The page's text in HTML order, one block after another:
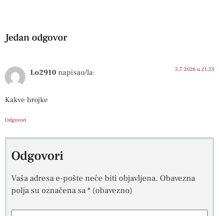
Jedan odgovor
Lo2910 napisao/la: 5.7.2026 u 21:23
Kakve brojke
Odgovori
Odgovori
Vaša adresa e-pošte neće biti objavljena. Obavezna
polja su označena sa* (obavezno)